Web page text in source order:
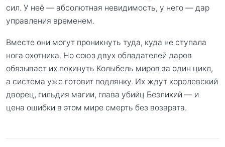
сил. У неё — абсолютная невидимость, у него — дар
управления временем.
Вместе они могут проникнуть туда, куда не ступала
нога охотника. Но союз двух обладателей даров
обязывает их покинуть Колыбель миров за один цикл,
а система уже готовит подлянку. Их ждут королевский
дворец, гильдия магии, глава убийц Безликий — и
цена ошибки в этом мире смерть без возврата.